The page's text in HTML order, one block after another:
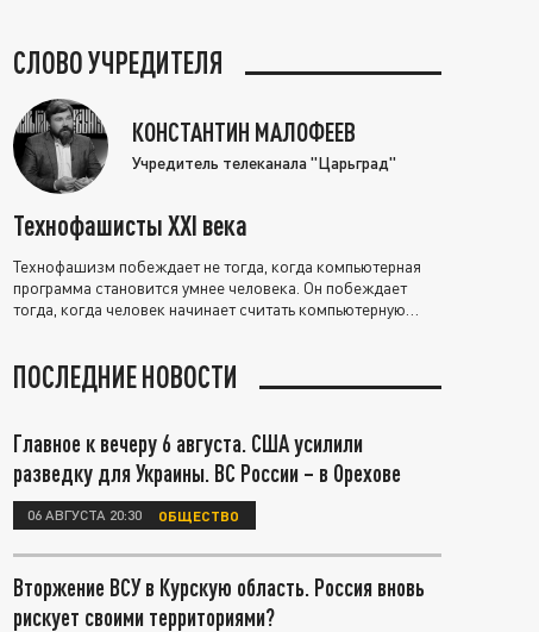
СЛОВО УЧРЕДИТЕЛЯ
КОНСТАНТИН МАЛОФЕЕВ
Учредитель телеканала "Царьград"
Технофашисты XXI века
Технофашизм побеждает не тогда, когда компьютерная
программа становится умнее человека. Он побеждает
тогда, когда человек начинает считать компьютерную
ПОСЛЕДНИЕ НОВОСТИ
Главное к вечеру 6 августа. США усилили
разведку для Украины. ВС России – в Орехове
06 АВГУСТА 20:30 ОБЩЕСТВО
Вторжение ВСУ в Курскую область. Россия вновь
рискует своими территориями?